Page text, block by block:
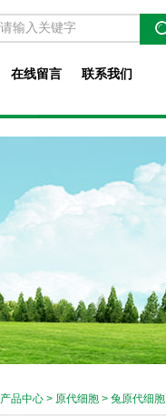
在线留言 联系我们
产品中心 > 原代细胞 > 兔原代细胞